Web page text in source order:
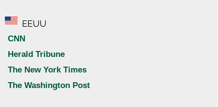
EEUU
CNN
Herald Tribune
The New York Times
The Washington Post